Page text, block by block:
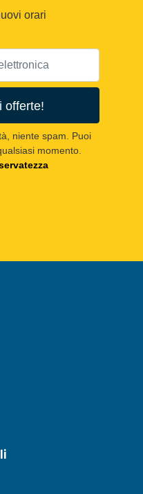
orari
offerte!
niente spam. Puoi
momento.